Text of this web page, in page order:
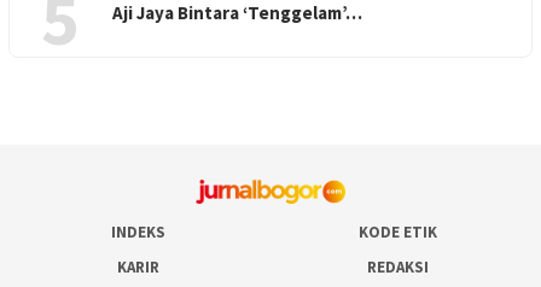
5 Aji Jaya Bintara ‘Tenggelam’…
INDEKS
KODE ETIK
KARIR
REDAKSI